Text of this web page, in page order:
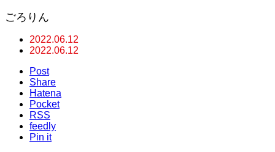
ごろりん
2022.06.12
2022.06.12
Post
Share
Hatena
Pocket
RSS
feedly
Pin it